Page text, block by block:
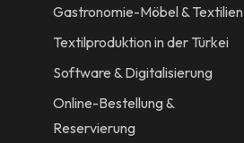
Gastronomie-Möbel & Textilien
Textilproduktion in der Türkei
Software & Digitalisierung
Online-Bestellung &
Reservierung